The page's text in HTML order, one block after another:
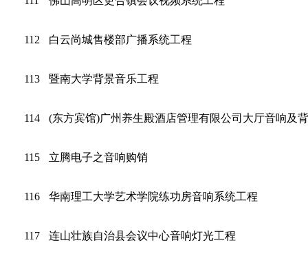
112 白云尚城售楼部广播系统工程
113 暨南大学背景音乐工程
114 (东方宾馆)广州养生殿酒店管理有限公司大厅音响及
115 立腾电子之音响购销
116 华南理工大学艺术学院练功房音响系统工程
117 连山壮族自治县会议中心音响灯光工程